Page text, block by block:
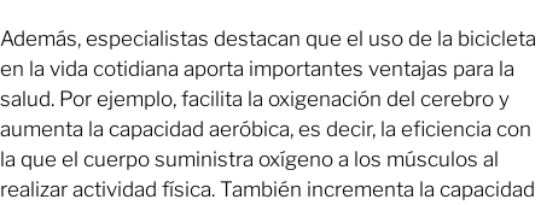
Además, especialistas destacan que el uso de la bicicleta
en la vida cotidiana aporta importantes ventajas para la
salud. Por ejemplo, facilita la oxigenación del cerebro y
aumenta la capacidad aeróbica, es decir, la eficiencia con
la que el cuerpo suministra oxígeno a los músculos al
realizar actividad física. También incrementa la capacidad